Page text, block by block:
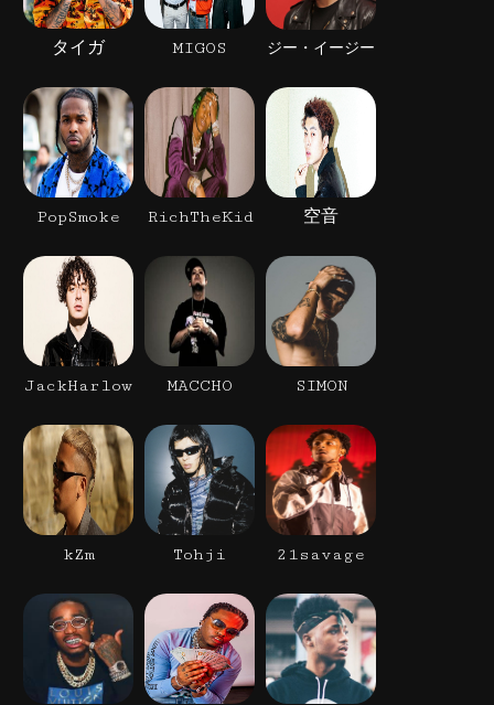
タイガ MIGOS ジー・イージー
PopSmoke RichTheKid 空音
JackHarlow MACCHO SIMON
kZm Tohji 21savage